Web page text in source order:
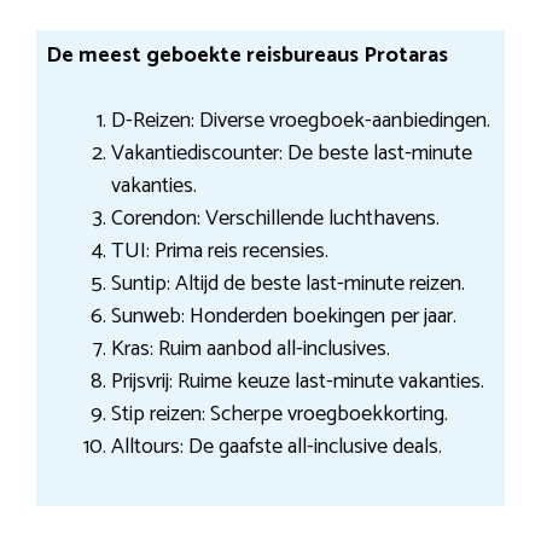
De meest geboekte reisbureaus Protaras
D-Reizen: Diverse vroegboek-aanbiedingen.
Vakantiediscounter: De beste last-minute
vakanties.
Corendon: Verschillende luchthavens.
TUI: Prima reis recensies.
Suntip: Altijd de beste last-minute reizen.
Sunweb: Honderden boekingen per jaar.
Kras: Ruim aanbod all-inclusives.
Prijsvrij: Ruime keuze last-minute vakanties.
Stip reizen: Scherpe vroegboekkorting.
Alltours: De gaafste all-inclusive deals.